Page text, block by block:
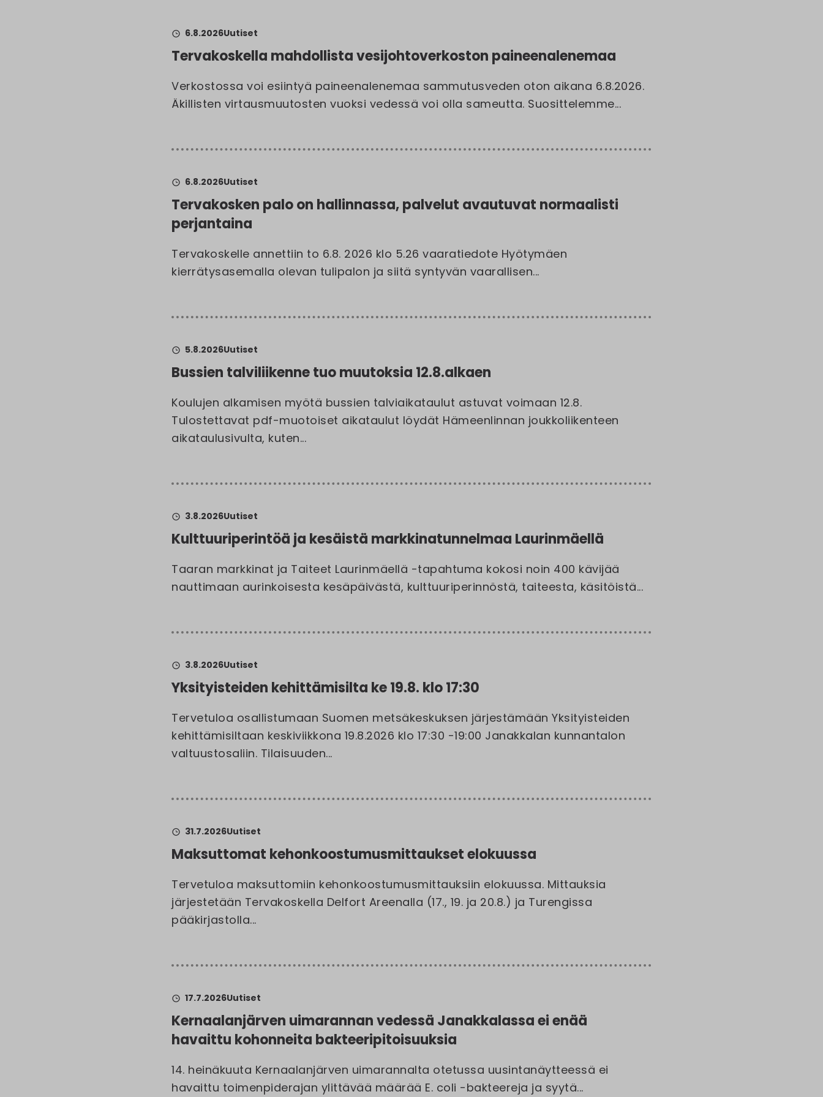
6.8.2026Uutiset
Tervakoskella mahdollista vesijohtoverkoston paineenalenemaa
Verkostossa voi esiintyä paineenalenemaa sammutusveden oton aikana 6.8.2026.
Äkillisten virtausmuutosten vuoksi vedessä voi olla sameutta. Suosittelemme...
6.8.2026Uutiset
Tervakosken palo on hallinnassa, palvelut avautuvat normaalisti
perjantaina
Tervakoskelle annettiin to 6.8. 2026 klo 5.26 vaaratiedote Hyötymäen
kierrätysasemalla olevan tulipalon ja siitä syntyvän vaarallisen...
5.8.2026Uutiset
Bussien talviliikenne tuo muutoksia 12.8.alkaen
Koulujen alkamisen myötä bussien talviaikataulut astuvat voimaan 12.8.
Tulostettavat pdf-muotoiset aikataulut löydät Hämeenlinnan joukkoliikenteen
aikataulusivulta, kuten...
3.8.2026Uutiset
Kulttuuriperintöä ja kesäistä markkinatunnelmaa Laurinmäellä
Taaran markkinat ja Taiteet Laurinmäellä -tapahtuma kokosi noin 400 kävijää
nauttimaan aurinkoisesta kesäpäivästä, kulttuuriperinnöstä, taiteesta, käsitöistä...
3.8.2026Uutiset
Yksityisteiden kehittämisilta ke 19.8. klo 17:30
Tervetuloa osallistumaan Suomen metsäkeskuksen järjestämään Yksityisteiden
kehittämisiltaan keskiviikkona 19.8.2026 klo 17:30 -19:00 Janakkalan kunnantalon
valtuustosaliin. Tilaisuuden...
31.7.2026Uutiset
Maksuttomat kehonkoostumusmittaukset elokuussa
Tervetuloa maksuttomiin kehonkoostumusmittauksiin elokuussa. Mittauksia
järjestetään Tervakoskella Delfort Areenalla (17., 19. ja 20.8.) ja Turengissa
pääkirjastolla...
17.7.2026Uutiset
Kernaalanjärven uimarannan vedessä Janakkalassa ei enää
havaittu kohonneita bakteeripitoisuuksia
14. heinäkuuta Kernaalanjärven uimarannalta otetussa uusintanäytteessä ei
havaittu toimenpiderajan ylittävää määrää E. coli -bakteereja ja syytä...